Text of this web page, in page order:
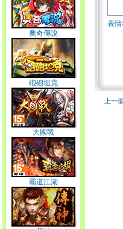
奧奇傳說
砲砲坦克
大國戰
霸道江湖
表
上一